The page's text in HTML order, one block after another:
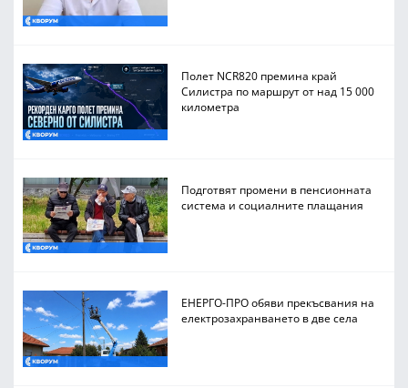
Полет NCR820 премина край
Силистра по маршрут от над 15 000
километра
Подготвят промени в пенсионната
система и социалните плащания
ЕНЕРГО-ПРО обяви прекъсвания на
електрозахранването в две села